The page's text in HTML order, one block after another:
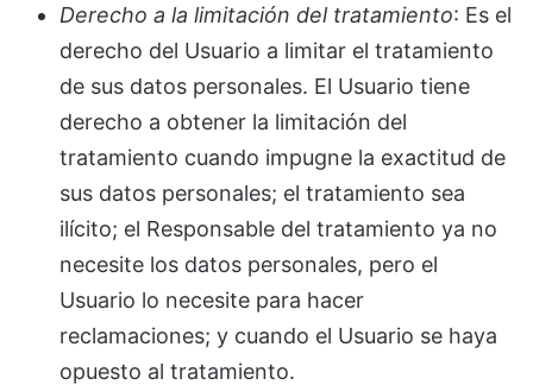
Derecho a la limitación del tratamiento: Es el
derecho del Usuario a limitar el tratamiento
de sus datos personales. El Usuario tiene
derecho a obtener la limitación del
tratamiento cuando impugne la exactitud de
sus datos personales; el tratamiento sea
ilícito; el Responsable del tratamiento ya no
necesite los datos personales, pero el
Usuario lo necesite para hacer
reclamaciones; y cuando el Usuario se haya
opuesto al tratamiento.